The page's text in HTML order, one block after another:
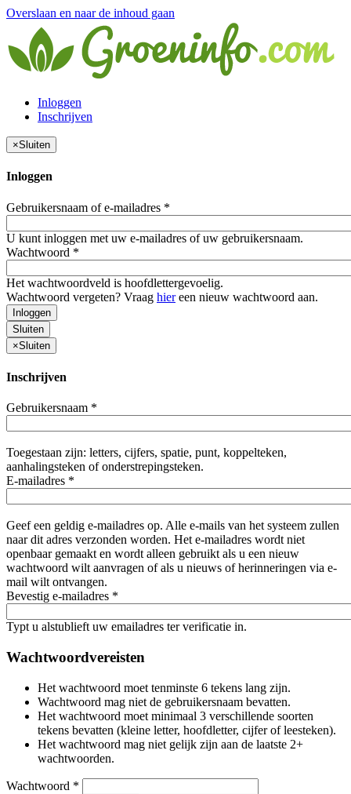
Overslaan en naar de inhoud gaan
Inloggen
Inschrijven
×Sluiten
Inloggen
Gebruikersnaam of e-mailadres *
U kunt inloggen met uw e-mailadres of uw gebruikersnaam.
Wachtwoord *
Het wachtwoordveld is hoofdlettergevoelig.
Wachtwoord vergeten? Vraag hiereen nieuw wachtwoord aan.
Inloggen
Sluiten
×Sluiten
Inschrijven
Gebruikersnaam *
Toegestaan zijn: letters, cijfers, spatie, punt, koppelteken,
aanhalingsteken of onderstrepingsteken.
E-mailadres *
Geef een geldig e-mailadres op. Alle e-mails van het systeem zullen
naar dit adres verzonden worden. Het e-mailadres wordt niet
openbaar gemaakt en wordt alleen gebruikt als u een nieuw
wachtwoord wilt aanvragen of als u nieuws of herinneringen via e-
mail wilt ontvangen.
Bevestig e-mailadres *
Typt u alstublieft uw emailadres ter verificatie in.
Wachtwoordvereisten
Het wachtwoord moet tenminste 6 tekens lang zijn.
Wachtwoord mag niet de gebruikersnaam bevatten.
Het wachtwoord moet minimaal 3 verschillende soorten
tekens bevatten (kleine letter, hoofdletter, cijfer of leesteken).
Het wachtwoord mag niet gelijk zijn aan de laatste 2+
wachtwoorden.
Wachtwoord *